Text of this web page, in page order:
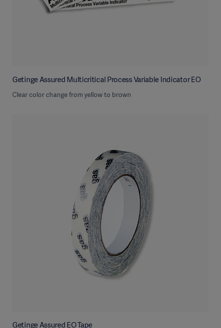
Getinge Assured Multicritical Process Variable Indicator EO
Clear color change from yellow to brown
Getinge Assured EO Tape